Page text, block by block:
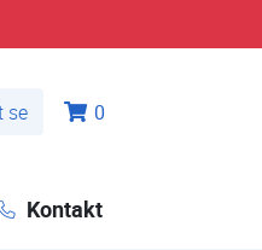
se
0
Kontakt